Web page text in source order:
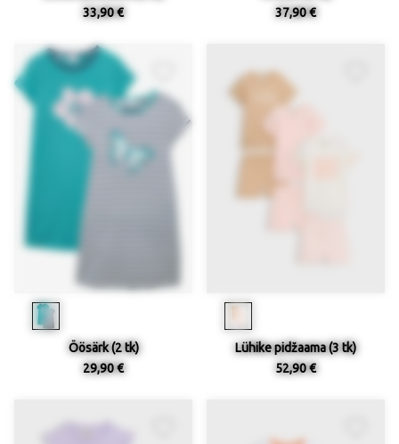
33,90 €
37,90 €
Öösärk (2 tk)
29,90 €
Lühike pidžaama (3 tk)
52,90 €